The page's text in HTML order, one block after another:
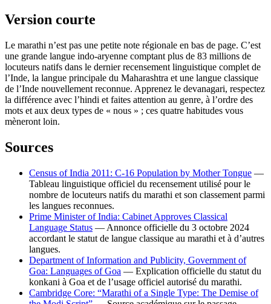
Version courte
Le marathi n’est pas une petite note régionale en bas de page. C’est
une grande langue indo-aryenne comptant plus de 83 millions de
locuteurs natifs dans le dernier recensement linguistique complet de
l’Inde, la langue principale du Maharashtra et une langue classique
de l’Inde nouvellement reconnue. Apprenez le devanagari, respectez
la différence avec l’hindi et faites attention au genre, à l’ordre des
mots et aux deux types de « nous » ; ces quatre habitudes vous
mèneront loin.
Sources
Census of India 2011: C-16 Population by Mother Tongue —
Tableau linguistique officiel du recensement utilisé pour le
nombre de locuteurs natifs du marathi et son classement parmi
les langues reconnues.
Prime Minister of India: Cabinet Approves Classical
Language Status — Annonce officielle du 3 octobre 2024
accordant le statut de langue classique au marathi et à d’autres
langues.
Department of Information and Publicity, Government of
Goa: Languages of Goa — Explication officielle du statut du
konkani à Goa et de l’usage officiel autorisé du marathi.
Cambridge Core: “Marathi of a Single Type: The Demise of